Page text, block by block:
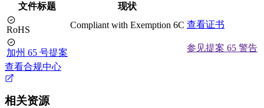
文件标题 现状
RoHS Compliant with Exemption 6C 查看证书
加州 65 号提案
参见提案 65 警告
查看合规中心
相关资源